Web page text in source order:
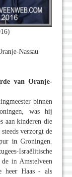
Nassau
van Oranje-
binnen
was hij
aan kinderen die
verzorgt de
in Groningen.
Israëlitische
in Amstelveen
heer Haas - als